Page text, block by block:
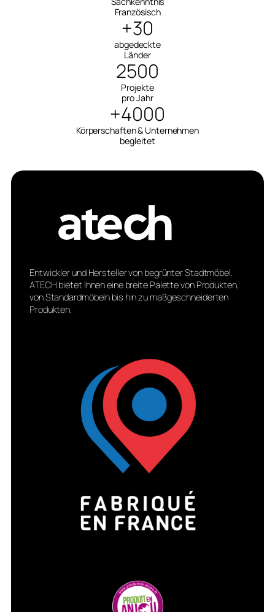
Französisch
+30
abgedeckte
Länder
2500
Projekte
pro Jahr
+4000
Körperschaften & Unternehmen
begleitet
Entwickler und Hersteller von begrünter Stadtmöbel.
ATECH bietet Ihnen eine breite Palette von Produkten,
von Standardmöbeln bis hin zu maßgeschneiderten
Produkten.